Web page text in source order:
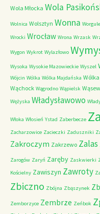
Wola Młocka Wola
Wolnica Wolsztyn Wonna Worgule
Wrocki Wrocław Wrona Wrzask
Wygon Wykrot Wylazłowo
Wysoka Wysokie Mazowieckie Wyszel
Wójcin Wólka Wólka Majdańska
Wąchock Wągrodno Wąpielsk
Wężyska Władysławowo
Włoka Włosień Ystad Zaberbecze
Zacharzowice Zacieczki Zaduszniki
Zakroczym Zakrzewo Zalas
Zarogów Zaryń Zaręby Zaskwierki
Kościelny Zawiszyn Zawroty
Zbiczno Zbójna Zbąszynek
Zemborzyce Zembrze Zeńbok